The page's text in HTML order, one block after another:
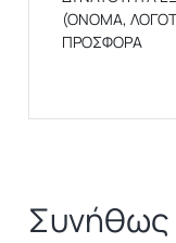
(ΟΝΟΜΑ,
ΠΡΟΣΦΟΡΑ
Συνήθως